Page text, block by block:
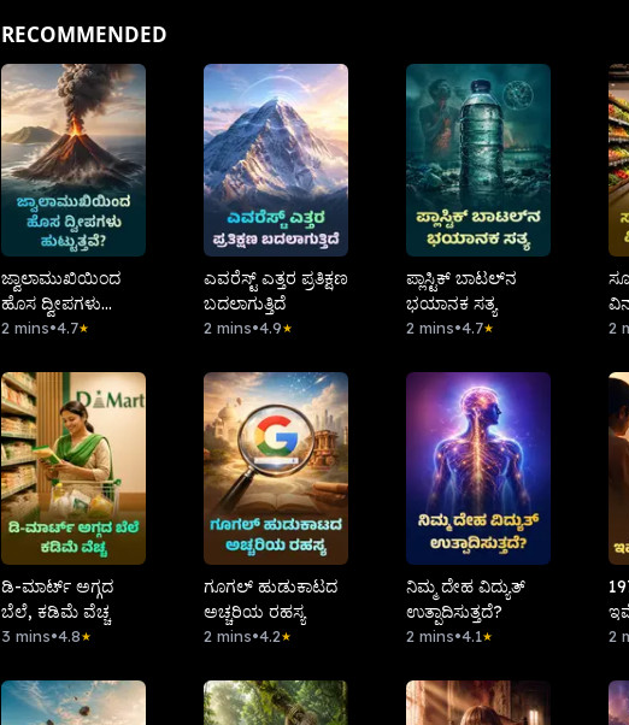
RECOMMENDED
ಜ್ವಾಲಾಮುಖಿಯಿಂದ
ಹೊಸ ದ್ವೀಪಗಳು
ಹುಟ್ಟುತ್ತವೆ?
2 mins•4.7★
ಎವರೆಸ್ಟ್ ಎತ್ತರ ಪ್ರತಿಕ್ಷಣ
ಬದಲಾಗುತ್ತಿದೆ
2 mins•4.9★
ಪ್ಲಾಸ್ಟಿಕ್ ಬಾಟಲ್‌ನ
ಭಯಾನಕ ಸತ್ಯ
2 mins•4.7★ 2
ಡಿ-ಮಾರ್ಟ್ ಅಗ್ಗದ
ಬೆಲೆ, ಕಡಿಮೆ ವೆಚ್ಚ
3 mins•4.8★
ಗೂಗಲ್ ಹುಡುಕಾಟದ
ಅಚ್ಚರಿಯ ರಹಸ್ಯ
2 mins•4.2★
ನಿಮ್ಮ ದೇಹ ವಿದ್ಯುತ್
ಉತ್ಪಾದಿಸುತ್ತದೆ?
2 mins•4.1★ 2